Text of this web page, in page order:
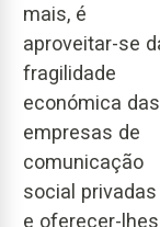
mais, é
aproveitar-se
fragilidade
económica das
empresas de
comunicação
social privadas
e oferecer-lhes